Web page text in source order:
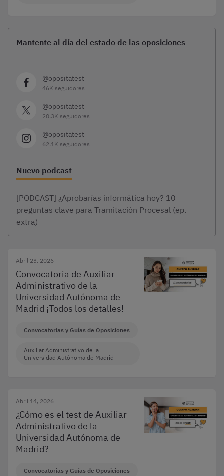
Mantente al día del estado de las oposiciones
@opositatest
46K seguidores
@opositatest
20.3K seguidores
@opositatest
62.1K seguidores
Nuevo podcast
[PODCAST] ¿Aprobarías informática hoy? 10
preguntas clave para Tramitación Procesal (ep.
extra)
Abril 23, 2026
Convocatoria de Auxiliar
Administrativo de la
Universidad Autónoma de
Madrid ¡Todos los detalles!
Convocatorias y Guías de Oposiciones
Auxiliar Administrativo de la
Universidad Autónoma de Madrid
Abril 14, 2026
¿Cómo es el test de Auxiliar
Administrativo de la
Universidad Autónoma de
Madrid?
Convocatorias y Guías de Oposiciones